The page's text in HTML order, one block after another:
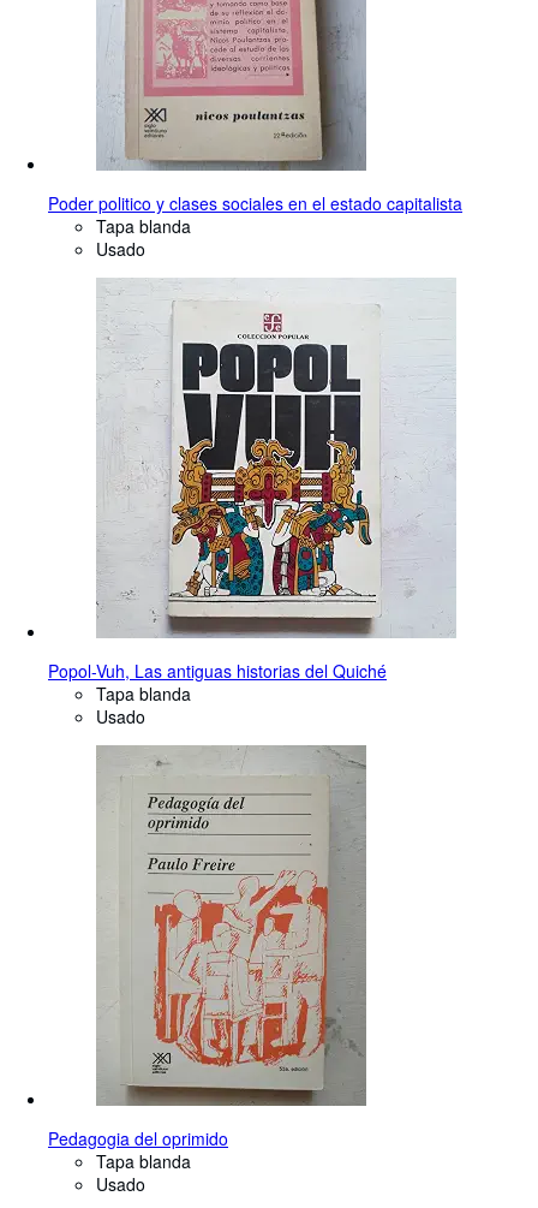
Poder politico y clases sociales en el estado capitalista
Tapa blanda
Usado
Popol-Vuh, Las antiguas historias del Quiché
Tapa blanda
Usado
Pedagogia del oprimido
Tapa blanda
Usado